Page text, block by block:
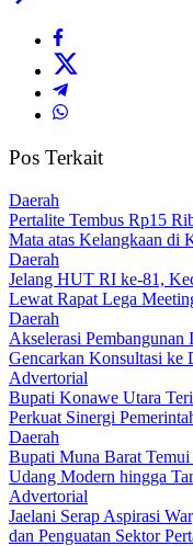
Pos Terkait
Daerah
‎Pertalite Tembus Rp15
Mata atas Kelangkaan di
Daerah
‎Jelang HUT RI ke-81,
Lewat Rapat Lega
Daerah
Akselerasi
Gencarkan Konsultasi ke
Advertorial
Bupati Konawe Utara
Perkuat Sinergi
Daerah
‎Bupati Muna Barat
Udang Modern hingga
Advertorial
Jaelani Serap Aspirasi
dan Penguatan Sektor